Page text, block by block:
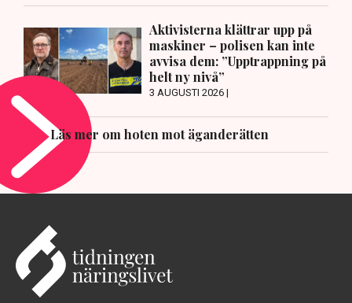
Aktivisterna klättrar upp på
maskiner – polisen kan inte
avvisa dem: ”Upptrappning på
helt ny nivå”
3 AUGUSTI 2026 |
Läs mer om hoten mot äganderätten